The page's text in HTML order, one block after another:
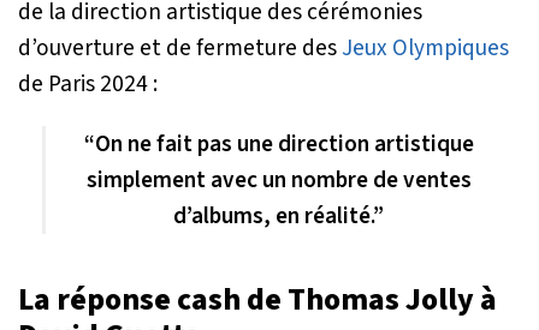
de la direction artistique des cérémonies
d’ouverture et de fermeture desJeux Olympiques
de Paris 2024 :
“On ne fait pas une direction artistique
simplement avec un nombre de ventes
d’albums, en réalité.”
La réponse cash de Thomas Jolly à